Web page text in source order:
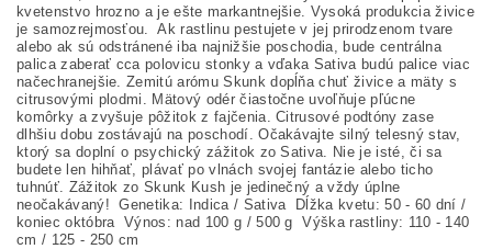
kvetenstvo hrozno a je ešte markantnejšie. Vysoká produkcia živice
je samozrejmosťou. Ak rastlinu pestujete v jej prirodzenom tvare
alebo ak sú odstránené iba najnižšie poschodia, bude centrálna
palica zaberať cca polovicu stonky a vďaka Sativa budú palice viac
načechranejšie. Zemitú arómu Skunk dopĺňa chuť živice a mäty s
citrusovými plodmi. Mätový odér čiastočne uvoľňuje pľúcne
komôrky a zvyšuje pôžitok z fajčenia. Citrusové podtóny zase
dlhšiu dobu zostávajú na poschodí. Očakávajte silný telesný stav,
ktorý sa doplní o psychický zážitok zo Sativa. Nie je isté, či sa
budete len hihňať, plávať po vlnách svojej fantázie alebo ticho
tuhnúť. Zážitok zo Skunk Kush je jedinečný a vždy úplne
neočakávaný! Genetika: Indica / Sativa Dĺžka kvetu: 50 - 60 dní /
koniec októbra Výnos: nad 100 g / 500 g Výška rastliny: 110 - 140
cm / 125 - 250 cm